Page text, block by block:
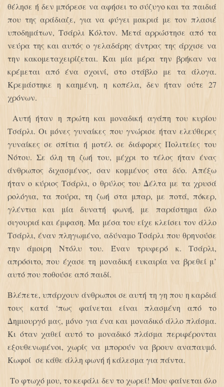
θέλησε ή δεν μπόρεσε να αφήσει το σύζυγο και τα παιδιά
που της αράδιαζε, για να φύγει μακριά με τον πλασιέ
υποδημάτων, Τσάρλι Κόλτον. Μετά αρρώστησε από τα
νεύρα της και αυτός ο γελαδάρης άντρας της άρχισε να
την κακομεταχειρίζεται. Και μία μέρα την βρήκαν να
κρέμεται από ένα σχοινί, στο στάβλο με τα άλογα.
Κρεμάστηκε η καημένη, η κοπέλα, δεν ήταν ούτε 27
χρόνων.
Αυτή ήταν η πρώτη και μοναδική αγάπη του κυρίου
Τσάρλι. Οι μόνες γυναίκες που γνώρισε ήταν ελεύθερες
γυναίκες σε σπίτια ή μοτέλ σε διάφορες Πολιτείες του
Νότου. Σε όλη τη ζωή του, μέχρι το τέλος ήταν ένας
άνθρωπος διχασμένος, σαν κομμένος στα δύο. Απέξω
ήταν ο κύριος Τσάρλι, ο θρύλος του Δέλτα με τα χρυσά
ρολόγια, τα πούρα, τη ζωή στα μπαρ, με ποτά, πόκερ,
γλέντια και μία δυνατή φωνή, με παράστημα όλο
σιγουριά και έμφαση. Μα μέσα του είχε κλείσει τον άλλο
Τσάρλι, έναν πληγωμένο, αδύναμο Τσάρλι που θρηνούσε
την άμοιρη Ντόλυ του. Έναν τρυφερό κ. Τσάρλι,
απρόσιτο, που έχασε τη μοναδική ευκαιρία να βρεθεί μ’
αυτό που ποθούσε από παιδί.
Βλέπετε, υπάρχουν άνθρωποι σε αυτή τη γη που η καρδιά
τους κατά ‘πως φαίνεται είναι πλασμένη από το
Δημιουργό μας, μόνο για ένα και μοναδικό άλλο πλάσμα.
Κι όταν χαθεί αυτό το μοναδικό πλάσμα περιφέρονται
εξουθενωμένοι, χωρίς να μπορούν να βρουν αναπαυμό.
Κωφοί σε κάθε άλλη φωνή ή κάλεσμα για πάντα.
Το φτωχό μου, το κεφάλι δεν το χωρεί! Μου φαίνεται όλο